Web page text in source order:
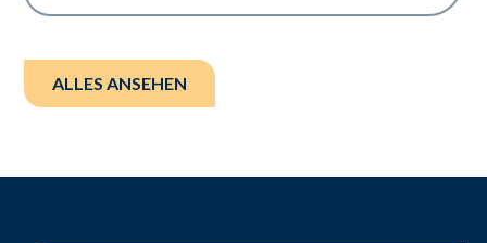
ALLES ANSEHEN